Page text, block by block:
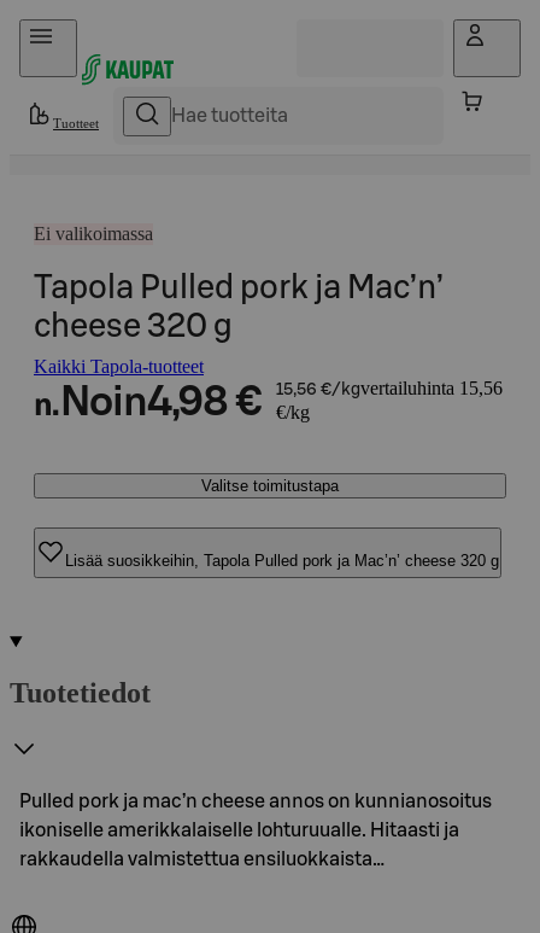
Hyppää sisältöön
Tuotteet
Ei valikoimassa
Tapola Pulled pork ja Mac’n’
cheese 320 g
Kaikki Tapola-tuotteet
n. Noin4,98 € 15,56 €/kgvertailuhinta 15,56
€/kg
Valitse toimitustapa
Lisää suosikkeihin, Tapola Pulled pork ja Mac’n’ cheese 320 g
Tuotetiedot
Pulled pork ja mac’n cheese annos on kunnianosoitus
ikoniselle amerikkalaiselle lohturuualle. Hitaasti ja
rakkaudella valmistettua ensiluokkaista…